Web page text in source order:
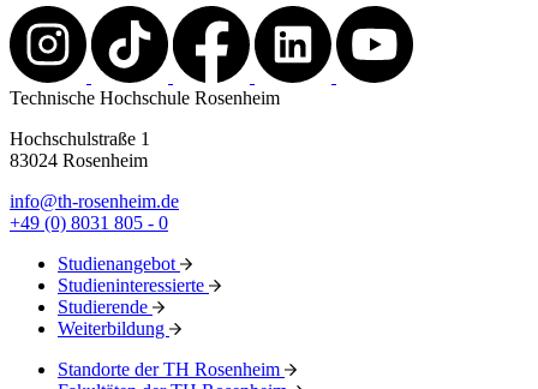
Technische Hochschule Rosenheim
Hochschulstraße 1
83024 Rosenheim
info@th-rosenheim.de
+49 (0) 8031 805 - 0
Studienangebot
Studieninteressierte
Studierende
Weiterbildung
Standorte der TH Rosenheim